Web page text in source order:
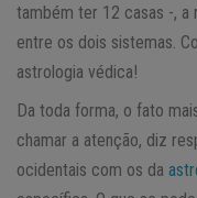
também ter 12 casas -,
entre os dois sistemas.
astrologia védica!
Da toda forma, o fato
chamar a atenção, diz
ocidentais com os da